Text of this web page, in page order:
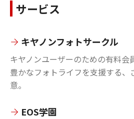
サービス
キヤノンフォトサークル
キヤノンユーザーのための有料会
豊かなフォトライフを支援する、
意。
EOS学園